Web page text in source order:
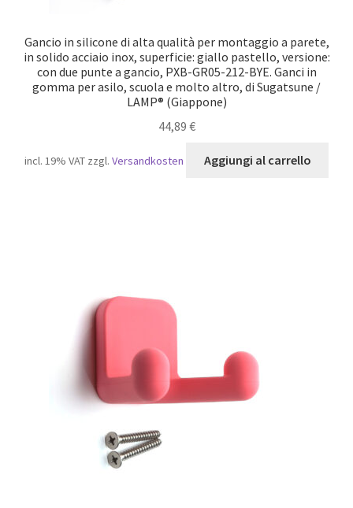
Gancio in silicone di alta qualità per montaggio a parete,
in solido acciaio inox, superficie: giallo pastello, versione:
con due punte a gancio, PXB-GR05-212-BYE. Ganci in
gomma per asilo, scuola e molto altro, di Sugatsune /
LAMP® (Giappone)
44,89 €
incl. 19% VAT zzgl. Versandkosten Aggiungi al carrello